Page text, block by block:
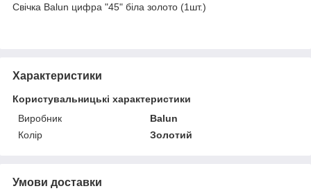
Свічка Balun цифра "45" біла золото (1шт.)
Характеристики
Користувальницькі характеристики
Виробник
Balun
Колір
Золотий
Умови доставки